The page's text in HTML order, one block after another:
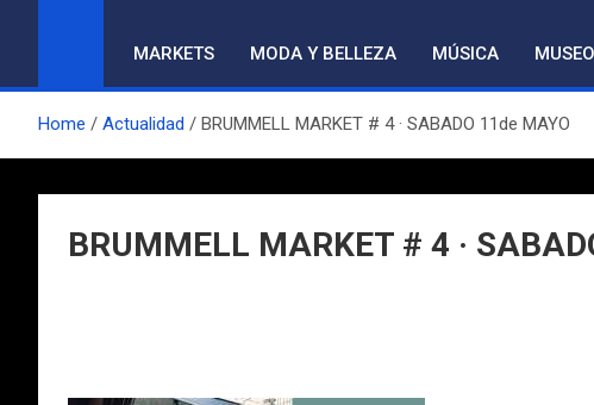
MARKETS MODA Y BELLEZA MÚSICA
Home Actualidad BRUMMELL MARKET # 4 · SABADO 11de MAYO
BRUMMELL MARKET # 4 ·